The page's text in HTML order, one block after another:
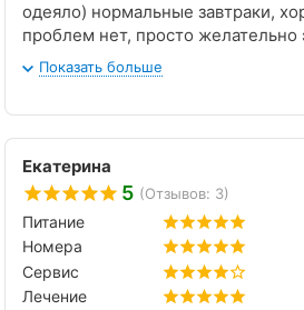
одеяло) нормальные завтраки,
проблем нет, просто желательно
Показать больше
Екатерина
5 (Отзывов: 3)
Питание
Номера
Сервис
Лечение